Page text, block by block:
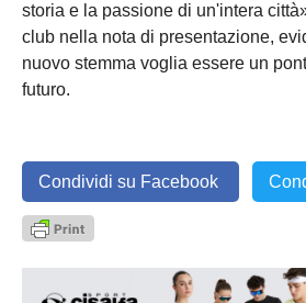
storia e la passione di un'intera
club nella nota di presentazione,
nuovo stemma voglia essere un
futuro.
Condividi su Facebook